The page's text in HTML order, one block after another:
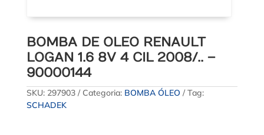
BOMBA DE OLEO RENAULT
LOGAN 1.6 8V 4 CIL 2008/.. –
90000144
SKU: 297903 Categoria: BOMBA ÓLEO
Tag:
SCHADEK